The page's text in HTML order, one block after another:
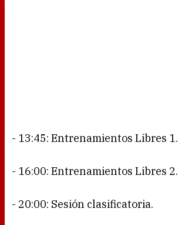
- 13:45: Entrenamientos Libres 1.
- 16:00: Entrenamientos Libres 2.
- 20:00: Sesión clasificatoria.